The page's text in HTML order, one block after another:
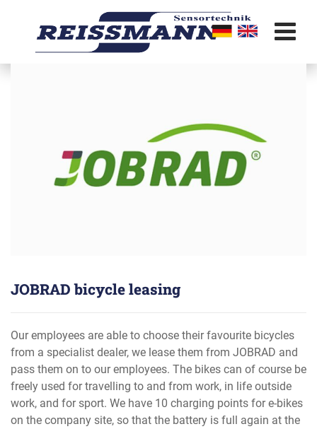
JOBRAD bicycle leasing
Our employees are able to choose their favourite bicycles
from a specialist dealer, we lease them from JOBRAD and
pass them on to our employees. The bikes can of course be
freely used for travelling to and from work, in life outside
work, and for sport. We have 10 charging points for e-bikes
on the company site, so that the battery is full again at the